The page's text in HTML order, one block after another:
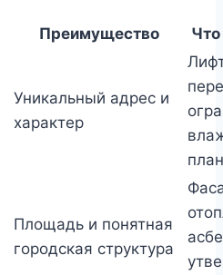
Преимущество Что
Уникальный адрес и
характер
Площадь и понятная
городская структура